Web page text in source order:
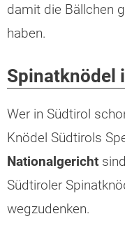
damit die Bällchen
haben.
Spinatknödel
Wer in Südtirol
Knödel Südtirols
Nationalgericht
Südtiroler
wegzudenken.